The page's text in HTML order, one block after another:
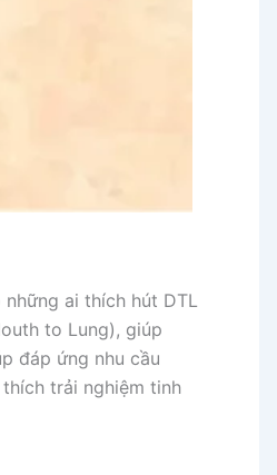
những ai thích hút DTL
to Lung), giúp
đáp ứng nhu cầu
trải nghiệm tinh